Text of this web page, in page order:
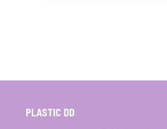
PLASTIC DD